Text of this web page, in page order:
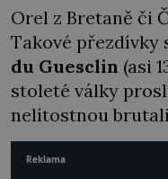
Orel z Bretaně či
Takové
du Guesclin (asi
stoleté války
nelítostnou
Reklama